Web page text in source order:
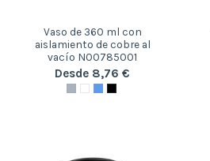
Vaso de 360 ml con
aislamiento de cobre al
vacío N00785001
Desde 8,76 €